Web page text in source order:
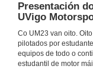
Presentación
UVigo
Co UM23 van oito.
pilotados por
equipos de todo o
estudantil de motor